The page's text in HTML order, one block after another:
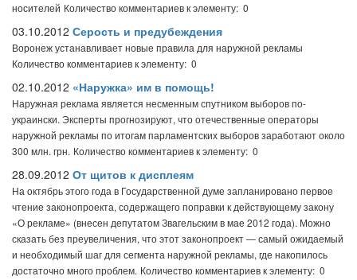
носителей Количество комментариев к элементу: 0
03.10.2012 Серость и предубеждения
Воронеж устанавливает новые правила для наружной рекламы
Количество комментариев к элементу: 0
02.10.2012 «Наружка» им в помощь!
Наружная реклама является несменным спутником выборов по-
украински. Эксперты прогнозируют, что отечественные операторы
наружной рекламы по итогам парламентских выборов заработают около
300 млн. грн. Количество комментариев к элементу: 0
28.09.2012 От щитов к дисплеям
На октябрь этого года в Государственной думе запланировано первое
чтение законопроекта, содержащего поправки к действующему закону
«О рекламе» (внесен депутатом Звагельским в мае 2012 года). Можно
сказать без преувеличения, что этот законопроект — самый ожидаемый
и необходимый шаг для сегмента наружной рекламы, где накопилось
достаточно много проблем. Количество комментариев к элементу: 0